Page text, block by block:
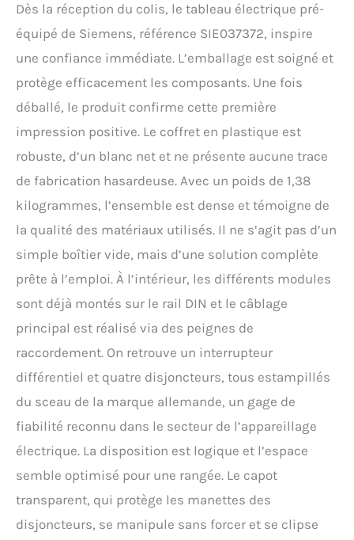
Profondeur : 97 mm
Dès la réception du colis, le tableau électrique pré-
équipé de Siemens, référence SIE037372, inspire
une confiance immédiate. L’emballage est soigné et
protège efficacement les composants. Une fois
déballé, le produit confirme cette première
impression positive. Le coffret en plastique est
robuste, d’un blanc net et ne présente aucune trace
de fabrication hasardeuse. Avec un poids de 1,38
kilogrammes, l’ensemble est dense et témoigne de
la qualité des matériaux utilisés. Il ne s’agit pas d’un
simple boîtier vide, mais d’une solution complète
prête à l’emploi. À l’intérieur, les différents modules
sont déjà montés sur le rail DIN et le câblage
principal est réalisé via des peignes de
raccordement. On retrouve un interrupteur
différentiel et quatre disjoncteurs, tous estampillés
du sceau de la marque allemande, un gage de
fiabilité reconnu dans le secteur de l’appareillage
électrique. La disposition est logique et l’espace
semble optimisé pour une rangée. Le capot
transparent, qui protège les manettes des
disjoncteurs, se manipule sans forcer et se clipse